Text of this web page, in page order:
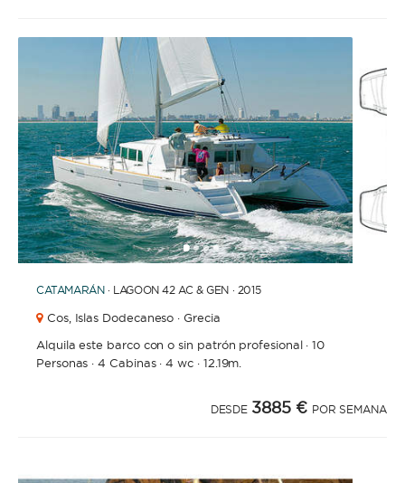
1234
CATAMARÁN · LAGOON 42 AC & GEN · 2015
Cos, Islas Dodecaneso · Grecia
Alquila este barco con o sin patrón profesional·10
Personas ·4 Cabinas·4 wc · 12.19m.
DESDE 3885 € POR SEMANA